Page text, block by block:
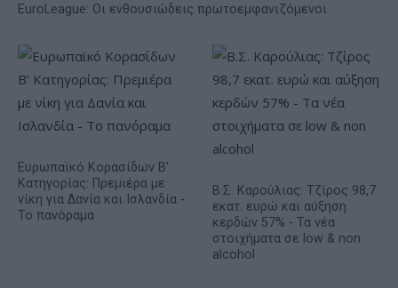
EuroLeague: Οι ενθουσιώδεις πρωτοεμφανιζόμενοι
Ευρωπαϊκό Κορασίδων Β'
Κατηγορίας: Πρεμιέρα με
νίκη για Δανία και Ισλανδία -
Το πανόραμα
Β.Σ. Καρούλιας: Τζίρος 98,7
εκατ. ευρώ και αύξηση
κερδών 57% - Τα νέα
στοιχήματα σε low & non
alcohol